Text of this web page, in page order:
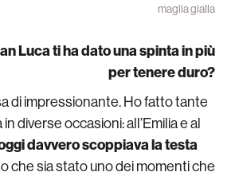
maglia gialla
Luca ti ha dato una spinta in più
per tenere duro?
di impressionante. Ho fatto tante
diverse occasioni: all’Emilia e al
davvero scoppiava la testa
che sia stato uno dei momenti che